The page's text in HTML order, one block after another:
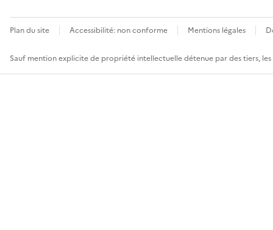
Plan du site Accessibilité: non conforme Mentions légales
Sauf mention explicite de propriété intellectuelle détenue par des tiers,